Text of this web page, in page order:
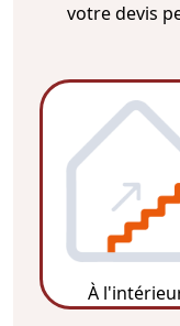
votre devis
À